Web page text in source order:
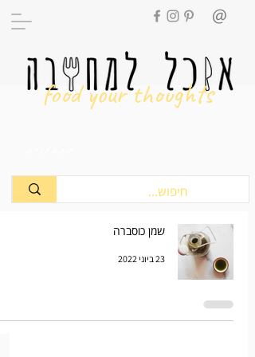
food your thoughts
שמן כוסברה
23 ביוני 2022